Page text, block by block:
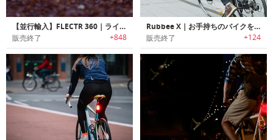
【並行輸入】FLECTR 360｜ライディングに影響を与えないバイク用360°リフレクター「フレクター360」
販売終了 +848
Rubbee X｜お手持ちのバイクを簡単に電動バイクに変身させる「ラビーX」
販売終了 +124